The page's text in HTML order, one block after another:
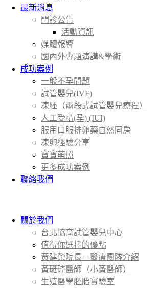
最新消息
門診公告
活動資訊
媒體報導
國內外專題演講&學術
成功案例
一般不孕問題
試管嬰兒(IVF)
凍胚（兩段式試管嬰兒療程）
人工受精(孕) (IUI)
服用口服排卵藥自然同房
凍卵經驗分享
寶寶萌照
更多成功案例
聯絡我們
關於我們
台北協育試管嬰兒中心
值得你選擇的優點
黃建榮院長－醫療團隊介紹
黃珽琦醫師（小黃醫師）
生殖醫學胚胎實驗室